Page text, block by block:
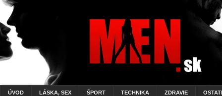
ÚVOD LÁSKA, SEX ŠPORT TECHNIKA ZDRAVIE